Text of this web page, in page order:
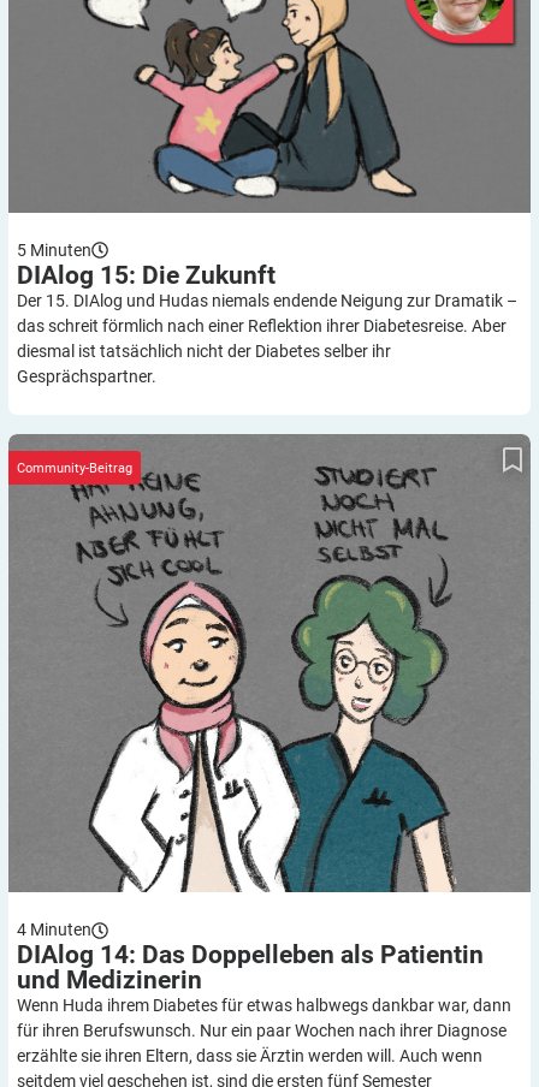
5 Minuten
DIAlog 15: Die Zukunft
Der 15. DIAlog und Hudas niemals endende Neigung zur Dramatik –
das schreit förmlich nach einer Reflektion ihrer Diabetesreise. Aber
diesmal ist tatsächlich nicht der Diabetes selber ihr
Gesprächspartner.
Community-Beitrag
4 Minuten
DIAlog 14: Das Doppelleben als Patientin
und Medizinerin
Wenn Huda ihrem Diabetes für etwas halbwegs dankbar war, dann
für ihren Berufswunsch. Nur ein paar Wochen nach ihrer Diagnose
erzählte sie ihren Eltern, dass sie Ärztin werden will. Auch wenn
seitdem viel geschehen ist, sind die ersten fünf Semester